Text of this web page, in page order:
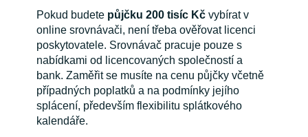
Pokud budete půjčku 200 tisíc Kčvybírat v
online srovnávači, není třeba ověřovat licenci
poskytovatele. Srovnávač pracuje pouze s
nabídkami od licencovaných společností a
bank. Zaměřit se musíte na cenu půjčky včetně
případných poplatků a na podmínky jejího
splácení, především flexibilitu splátkového
kalendáře.